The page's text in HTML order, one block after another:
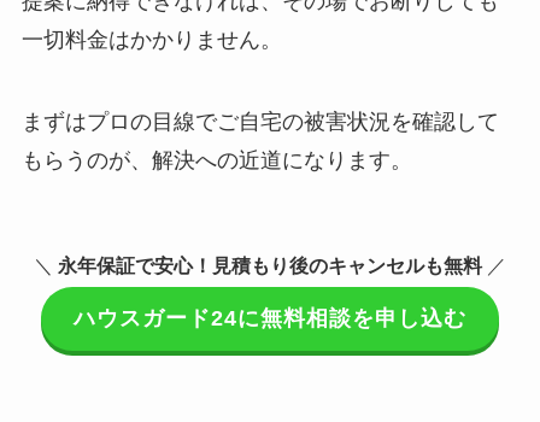
一切料金はかかりません。
まずはプロの目線でご自宅の被害状況を確認して
もらうのが、解決への近道になります。
＼ 永年保証で安心！見積もり後のキャンセルも無料／
ハウスガード24に無料相談を申し込む